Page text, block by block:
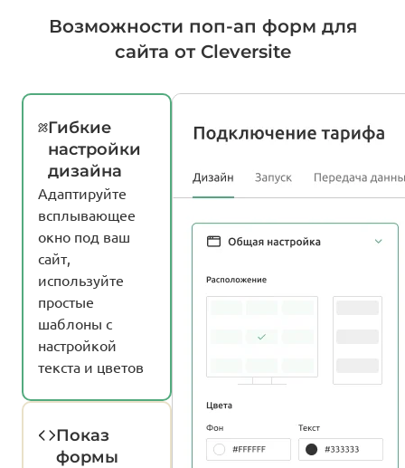
Возможности поп-ап форм для
сайта от Cleversite
Гибкие
настройки
дизайна
Адаптируйте
всплывающее
окно под ваш
сайт,
используйте
простые
шаблоны с
настройкой
текста и цветов
Показ
формы